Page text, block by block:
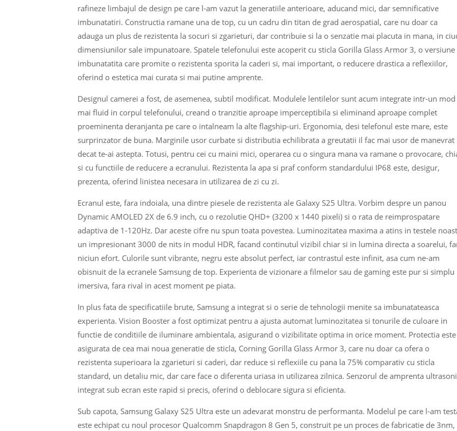
rafineze limbajul de design pe care l-am vazut la generatiile anterioare, aducand mici, dar semnificative
imbunatatiri. Constructia ramane una de top, cu un cadru din titan de grad aerospatial, care nu doar ca
adauga un plus de rezistenta la socuri si zgarieturi, dar contribuie si la o senzatie mai placuta in mana, in
dimensiunilor sale impunatoare. Spatele telefonului este acoperit cu sticla Gorilla Glass Armor 3, o versiune
imbunatatita care promite o rezistenta sporita la caderi si, mai important, o reducere drastica a reflexiilor,
oferind o estetica mai curata si mai putine amprente.
Designul camerei a fost, de asemenea, subtil modificat. Modulele lentilelor sunt acum integrate intr-un mod
mai fluid in corpul telefonului, creand o tranzitie aproape imperceptibila si eliminand aproape complet
proeminenta deranjanta pe care o intalneam la alte flagship-uri. Ergonomia, desi telefonul este mare, este
surprinzator de buna. Marginile usor curbate si distributia echilibrata a greutatii il fac mai usor de manevrat
decat te-ai astepta. Totusi, pentru cei cu maini mici, operarea cu o singura mana va ramane o provocare,
si cu functiile de reducere a ecranului. Rezistenta la apa si praf conform standardului IP68 este, desigur,
prezenta, oferind linistea necesara in utilizarea de zi cu zi.
Ecranul este, fara indoiala, una dintre piesele de rezistenta ale Galaxy S25 Ultra. Vorbim despre un panou
Dynamic AMOLED 2X de 6.9 inch, cu o rezolutie QHD+ (3200 x 1440 pixeli) si o rata de reimprospatare
adaptiva de 1-120Hz. Dar aceste cifre nu spun toata povestea. Luminozitatea maxima a atins in testele
un impresionant 3000 de nits in modul HDR, facand continutul vizibil chiar si in lumina directa a soarelui,
niciun efort. Culorile sunt vibrante, negru este absolut perfect, iar contrastul este infinit, asa cum ne-am
obisnuit de la ecranele Samsung de top. Experienta de vizionare a filmelor sau de gaming este pur si simplu
imersiva, fara rival in acest moment pe piata.
In plus fata de specificatiile brute, Samsung a integrat si o serie de tehnologii menite sa imbunatateasca
experienta. Vision Booster a fost optimizat pentru a ajusta automat luminozitatea si tonurile de culoare in
functie de conditiile de iluminare ambientala, asigurand o vizibilitate optima in orice moment. Protectia este
asigurata de cea mai noua generatie de sticla, Corning Gorilla Glass Armor 3, care nu doar ca ofera o
rezistenta superioara la zgarieturi si caderi, dar reduce si reflexiile cu pana la 75% comparativ cu sticla
standard, un detaliu mic, dar care face o diferenta uriasa in utilizarea zilnica. Senzorul de amprenta
integrat sub ecran este rapid si precis, oferind o deblocare sigura si eficienta.
Sub capota, Samsung Galaxy S25 Ultra este un adevarat monstru de performanta. Modelul pe care l-am
este echipat cu noul procesor Qualcomm Snapdragon 8 Gen 5, construit pe un proces de fabricatie de 3nm,